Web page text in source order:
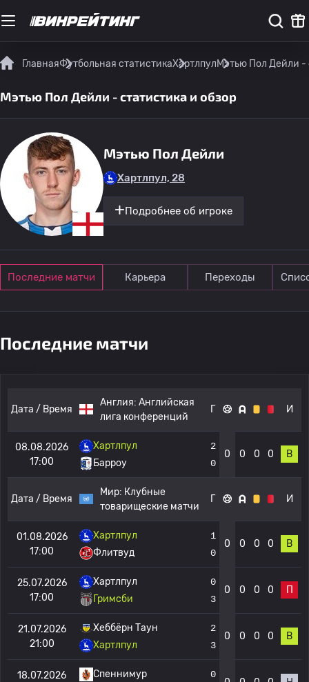
ГлавнаяФутбольная статистикаХартлпулМэтью Пол Дейли -
Мэтью Пол Дейли - статистика и обзор
Мэтью Пол Дейли
Хартлпул, 28
Подробнее об игроке
Последние матчи Карьера Переходы
Последние матчи
Дата / Время
Англия: Английская
лига конференций
Г И
08.08.2026
17:00
Хартлпул
Барроу
2
0
0 0 0 0 В
Дата / Время
Мир: Клубные
товарищеские матчи
Г И
01.08.2026
17:00
Хартлпул
Флитвуд
1
0
0 0 0 0 В
25.07.2026
17:00
Хартлпул
Гримсби
0
3
0 0 0 0 П
21.07.2026
21:00
Хеббёрн Таун
Хартлпул
2
3
0 0 0 0 В
18.07.2026
Спеннимур
0